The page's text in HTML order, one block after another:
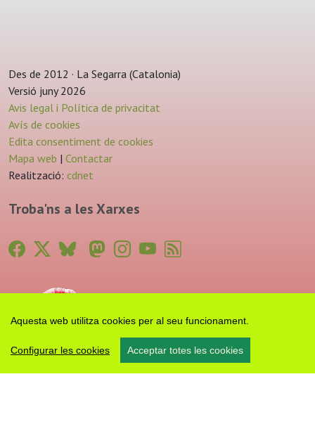
Aquesta web utilitza cookies per al seu funcionament.
Configurar les cookies Acceptar totes les cookies
Des de 2012 · La Segarra (Catalonia)
Versió juny 2026
Avis legal i Política de privacitat
Avís de cookies
Edita consentiment de cookies
Mapa web | Contactar
Realització: cdnet
Troba'ns a les Xarxes